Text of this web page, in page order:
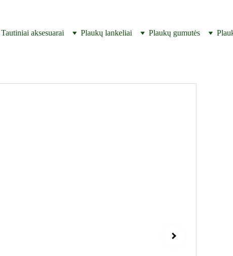
Tautiniai aksesuarai Plaukų lankeliai Plaukų gumutės